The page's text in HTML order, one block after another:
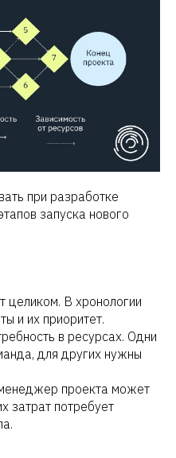
при разработке
запуска нового
целиком. В хронологии
и их приоритет.
в ресурсах. Одни
для других нужны
проекта может
затрат потребует